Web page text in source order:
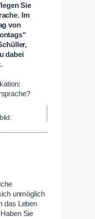
Sie
Im
von
dabei
unmöglich
das Leben
Sie